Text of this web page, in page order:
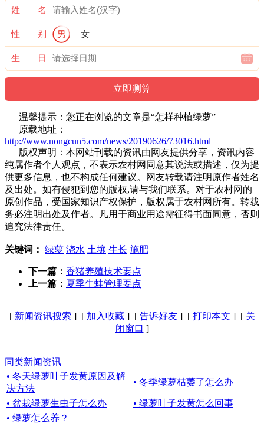
姓 名
性 别 男 女
生 日
温馨提示：您正在浏览的文章是“怎样种植绿萝”
原载地址：
http://www.nongcun5.com/news/20190626/73016.html
版权声明：本网站刊载的资讯由网友提供分享，资讯内容
纯属作者个人观点，不表示农村网同意其说法或描述，仅为提
供更多信息，也不构成任何建议。网友转载请注明原作者姓名
及出处。如有侵犯到您的版权,请与我们联系。对于农村网的
原创作品，受国家知识产权保护，版权属于农村网所有。转载
务必注明出处及作者。凡用于商业用途需征得书面同意，否则
追究法律责任。
关键词： 绿萝 浇水 土壤 生长 施肥
下一篇： 香猪养殖技术要点
上一篇： 夏季牛蛙管理要点
[ 新闻资讯搜索 ] [ 加入收藏] [ 告诉好友] [ 打印本文 ] [ 关
闭窗口 ]
同类新闻资讯
• 冬天绿萝叶子发黄原因及解
决方法
• 冬季绿萝枯萎了怎么办
• 盆栽绿萝生虫子怎么办
• 绿萝叶子发黄怎么回事
• 绿萝怎么养？